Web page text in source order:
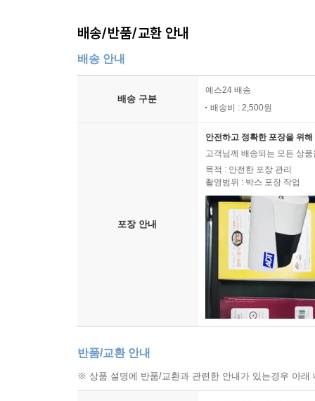
배송/반품/교환 안내
배송 안내
배송 구분
예스24 배송
배송비 : 2,500원
포장 안내
안전하고 정확한 포장을 위
고객님께 배송되는 모든 상
목적 : 안전한 포장 관리
촬영범위 : 박스 포장 작업
반품/교환 안내
※ 상품 설명에 반품/교환과 관련한 안내가 있는경우 아